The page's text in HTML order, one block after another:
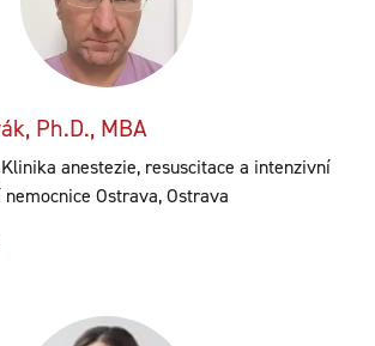
Ph.D., MBA
anestezie, resuscitace a intenzivní
Ostrava, Ostrava